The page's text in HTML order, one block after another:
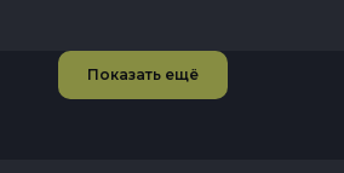
Показать ещё